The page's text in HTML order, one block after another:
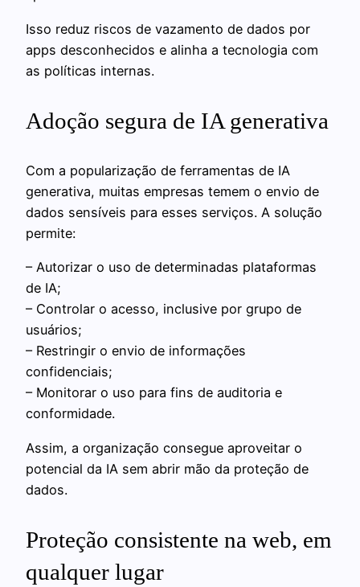
Isso reduz riscos de vazamento de dados por
apps desconhecidos e alinha a tecnologia com
as políticas internas.
Adoção segura de IA generativa
Com a popularização de ferramentas de IA
generativa, muitas empresas temem o envio de
dados sensíveis para esses serviços. A solução
permite:
– Autorizar o uso de determinadas plataformas
de IA;
– Controlar o acesso, inclusive por grupo de
usuários;
– Restringir o envio de informações
confidenciais;
– Monitorar o uso para fins de auditoria e
conformidade.
Assim, a organização consegue aproveitar o
potencial da IA sem abrir mão da proteção de
dados.
Proteção consistente na web, em
qualquer lugar